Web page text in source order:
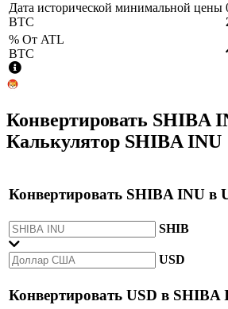
Дата исторической минимальной цены
BTC
% От ATL
BTC
Конвертировать SHIBA
Калькулятор SHIBA INU
Конвертировать SHIBA INU в
SHIB
USD
Конвертировать USD в SHIBA